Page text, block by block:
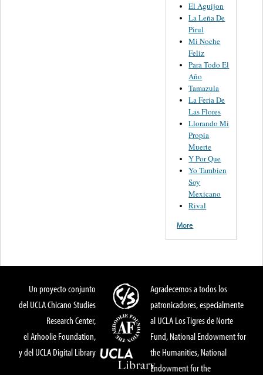
El Aguijon
La Leña De
Pirul
Mi Noche
Feliz
Para Todo El
Año
Tamazula
La Feria De
Las Flores
Llorando Mi
Propia
Muerte
Y Por Que
Yo Tambien
Soy
Mexicano
Rival
More
Un proyecto conjunto
del UCLA Chicano Studies
Research Center,
el Arhoolie Foundation,
y del UCLA Digital Library
Agradecemos a todos los
patronicadores, especialmente
al UCLA Los Tigres de Norte
Fund, National Endowment for
the Humanities, National
Endowment for the